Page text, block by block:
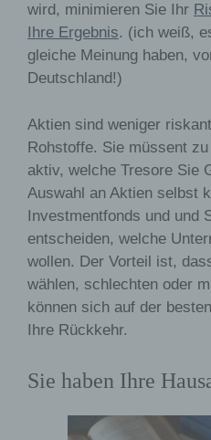
wird, minimieren Sie Ihr
Ihre Ergebnis. (ich weiß,
gleiche Meinung haben,
Deutschland!)
Aktien sind weniger
Rohstoffe. Sie müssent
aktiv, welche Tresore Sie
Auswahl an Aktien selbst
Investmentfonds und und
entscheiden, welche
wollen. Der Vorteil ist,
wählen, schlechten oder
können sich auf der
Ihre Rückkehr.
Sie haben Ihre
Cookies sind
Internetbrowser auf
gespeichert werden. Sie
Cookies, LocalStorage
entsprechende
Zahlreiche Internetseiten
Cookies. Viele Cookies
Cookie-ID. Eine Cookie-
des Cookies. Sie besteht
welche Internetseiten
Internetbrowser
Cookie gespeichert
besuchten Internetseiten
Browser der betroffenen
Internetbrowsern, die
unterscheiden. Ein
die eindeutige Cookie-ID
Durch den Einsatz von
die ohne die Cookie-